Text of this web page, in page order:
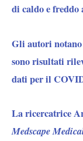
di caldo e freddo
Gli autori notano
sono risultati
dati per il
La ricercatrice
Medscape